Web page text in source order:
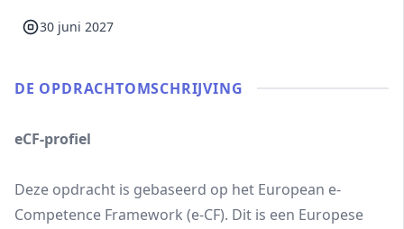
30 juni 2027
DE OPDRACHT­OMSCHRIJVING
eCF-profiel
Deze opdracht is gebaseerd op het European e-
Competence Framework (e-CF). Dit is een Europese